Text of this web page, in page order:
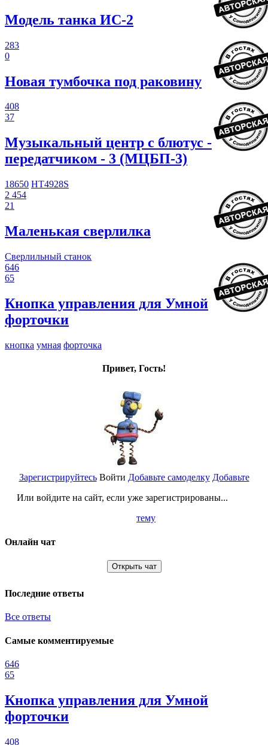
Модель танка ИС-2
283
0
Новая тумбочка под раковину
408
37
Музыкальный центр с блютус -
передатчиком - 3 (МЦБП-3)
18650 HT4928S
2 454
21
Маленькая сверлилка
Сверлильный станок
646
65
Кнопка управления для Умной
форточки
кнопка умная форточка
Привет, Гость!
Зарегистрируйтесь
Или войдите на сайт, если уже зарегистрированы...
Войти Добавьте самоделку Добавьте
тему
Онлайн чат
Открыть чат
Последние ответы
Все ответы
Самые комментируемые
646
65
Кнопка управления для Умной
форточки
408